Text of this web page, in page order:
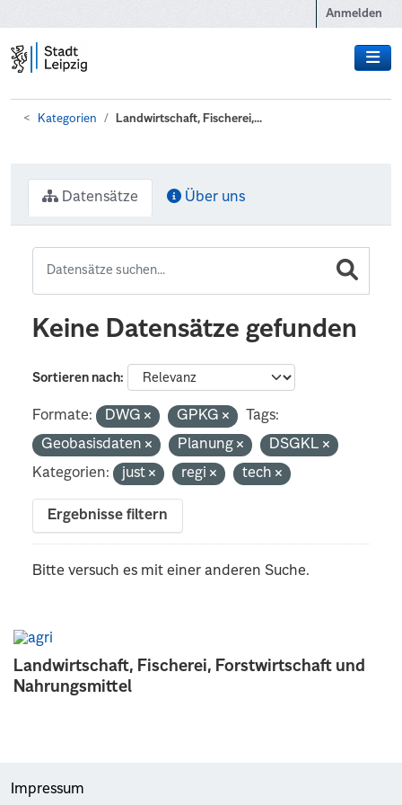
Anmelden
Kategorien Landwirtschaft, Fischerei,...
Landwirtschaft, Fischerei, Forstwirtschaft und
Nahrungsmittel
Datensätze Über uns
Keine Datensätze gefunden
Sortieren nach
Formate: DWG GPKG
Tags:
Geobasisdaten
Planung
DSGKL
Kategorien:
just regi tech
Ergebnisse filtern
Bitte versuch es mit einer anderen Suche.
Impressum